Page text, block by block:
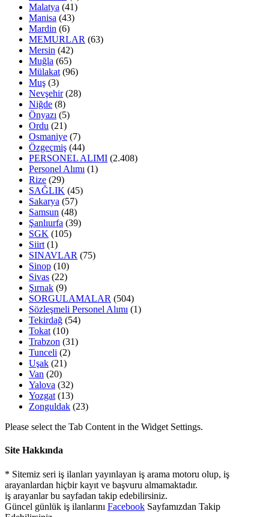
Malatya (41)
Manisa (43)
Mardin (6)
MEMURLAR (63)
Mersin (42)
Muğla (65)
Mülakat (96)
Muş (3)
Nevşehir(28)
Niğde (8)
Önyazı (5)
Ordu (21)
Osmaniye (7)
Özgeçmiş (44)
PERSONEL ALIMI (2.408)
Personel Alımı (1)
Rize (29)
SAĞLIK (45)
Sakarya (57)
Samsun (48)
Şanlıurfa (39)
SGK (105)
Siirt (1)
SINAVLAR (75)
Sinop (10)
Sivas (22)
Şırnak (9)
SORGULAMALAR (504)
Sözleşmeli Personel Alımı (1)
Tekirdağ (54)
Tokat (10)
Trabzon (31)
Tunceli (2)
Uşak (21)
Van (20)
Yalova (32)
Yozgat (13)
Zonguldak (23)
Please select the Tab Content in the Widget Settings.
Site Hakkında
* Sitemiz seri iş ilanları yayınlayan iş arama motoru olup, iş
arayanlardan hiçbir kayıt ve başvuru almamaktadır.
iş arayanlar bu sayfadan takip edebilirsiniz.
Güncel günlük iş ilanlarını Facebook Sayfamızdan Takip